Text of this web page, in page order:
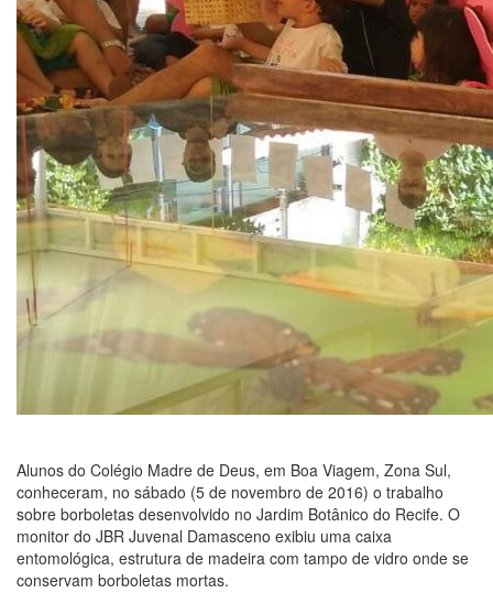
Alunos do Colégio Madre de Deus, em Boa Viagem, Zona Sul,
conheceram, no sábado (5 de novembro de 2016) o trabalho
sobre borboletas desenvolvido no Jardim Botânico do Recife. O
monitor do JBR Juvenal Damasceno exibiu uma caixa
entomológica, estrutura de madeira com tampo de vidro onde se
conservam borboletas mortas.